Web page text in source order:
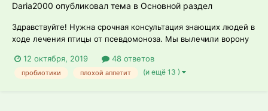
Daria2000 опубликовал тема в Основной раздел
Здравствуйте! Нужна срочная консультация знающих людей в
ходе лечения птицы от псевдомоноза. Мы вылечили ворону
aeruginosa. Все необходимые тесты и анализы мы сделали
(помёт, мозки из горла), ходили в мед. лабораторию и
12 октября, 2019 48 ответов
пробиотики плохой аппетит (и ещё 13 )